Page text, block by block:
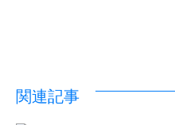
関連記事